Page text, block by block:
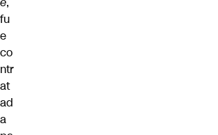
fu
e
co
ntr
at
ad
a